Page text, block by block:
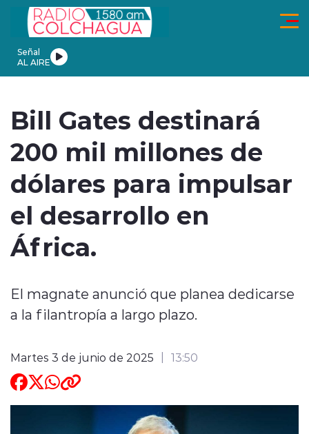
Click acá para ir directamente al contenido
Señal
AL AIRE
modo claro
Bill Gates destinará
200 mil millones de
dólares para impulsar
el desarrollo en
África.
El magnate anunció que planea dedicarse
a la filantropía a largo plazo.
Martes 3 de junio de 2025 13:50